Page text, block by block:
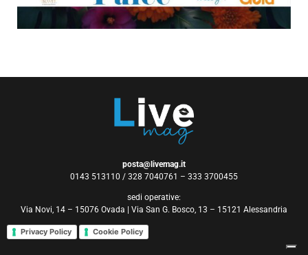
posta@livemag.it
0143 513110 / 328 7040761 – 333 3700455
sedi operative:
Via Novi, 14 – 15076 Ovada | Via San G. Bosco, 13 – 15121 Alessandria
Privacy Policy Cookie Policy